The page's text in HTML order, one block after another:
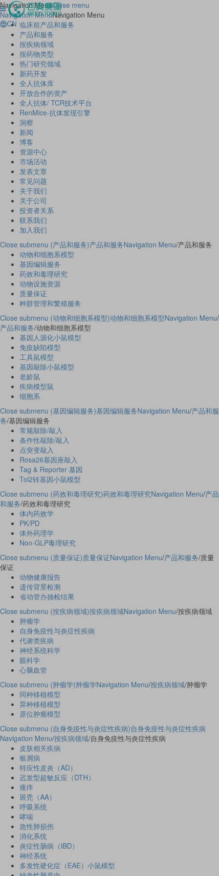
Navigation MenuClose menu
Navigation MenuNavigation Menu
临床前产品和服务
产品和服务
按疾病领域
按药物类型
热门研究领域
新药开发
全人抗体库
开放合作的资产
全人抗体/ TCR技术平台
RenMice-抗体发现引擎
洞察
新闻
博客
资源中心
市场活动
发表文章
常见问题
关于我们
关于公司
投资者关系
联系我们
加入我们
Close submenu (产品和服务)产品和服务Navigation Menu/产品和服务
动物和细胞系模型
基因编辑服务
药效和毒理研究
动物设施资源
质量保证
种群管理和繁殖服务
Close submenu (动物和细胞系模型)动物和细胞系模型Navigation Menu/
产品和服务/动物和细胞系模型
基因人源化小鼠模型
免疫缺陷模型
工具鼠模型
基因敲除小鼠模型
老龄鼠
疾病模型鼠
细胞系
Close submenu (基因编辑服务)基因编辑服务Navigation Menu/产品和服
务/基因编辑服务
常规敲除/敲入
条件性敲除/敲入
点突变敲入
Rosa26基因座敲入
Tag & Reporter 基因
Tol2转基因小鼠模型
Close submenu (药效和毒理研究)药效和毒理研究Navigation Menu/产品
和服务/药效和毒理研究
体内药效学
PK/PD
体外药理学
Non-GLP毒理研究
Close submenu (质量保证)质量保证Navigation Menu/产品和服务/质量
保证
动物健康报告
遗传背景检测
省动管办抽检结果
Close submenu (按疾病领域)按疾病领域Navigation Menu/按疾病领域
肿瘤学
自身免疫性与炎症性疾病
代谢类疾病
神经系统科学
眼科学
心脑血管
Close submenu (肿瘤学)肿瘤学Navigation Menu/按疾病领域/肿瘤学
同种移植模型
异种移植模型
原位肿瘤模型
Close submenu (自身免疫性与炎症性疾病)自身免疫性与炎症性疾病
Navigation Menu/按疾病领域/自身免疫性与炎症性疾病
皮肤相关疾病
银屑病
特应性皮炎（AD）
迟发型超敏反应（DTH）
瘙痒
斑秃（AA）
呼吸系统
哮喘
急性肺损伤
消化系统
炎症性肠病（IBD）
神经系统
多发性硬化症（EAE）小鼠模型
CN